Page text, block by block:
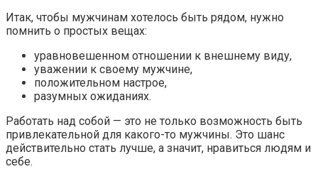
Итак, чтобы мужчинам хотелось быть рядом, нужно
помнить о простых вещах:
уравновешенном отношении к внешнему виду,
уважении к своему мужчине,
положительном настрое,
разумных ожиданиях.
Работать над собой — это не только возможность быть
привлекательной для какого-то мужчины. Это шанс
действительно стать лучше, а значит, нравиться людям и
себе.